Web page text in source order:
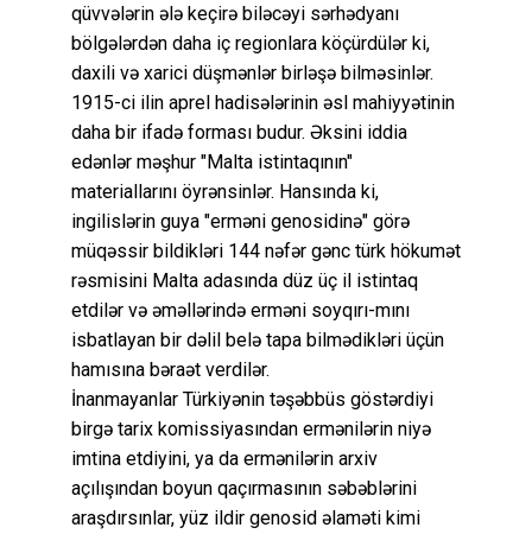
qüvvələrin ələ keçirə biləcəyi sərhədyanı
bölgələrdən daha iç regionlara köçürdülər ki,
daxili və xarici düşmənlər birləşə bilməsinlər.
1915-ci ilin aprel hadisələrinin əsl mahiyyətinin
daha bir ifadə forması budur. Əksini iddia
edənlər məşhur "Malta istintaqının"
materiallarını öyrənsinlər. Hansında ki,
ingilislərin guya "erməni genosidinə" görə
müqəssir bildikləri 144 nəfər gənc türk hökumət
rəsmisini Malta adasında düz üç il istintaq
etdilər və əməllərində erməni soyqırı-mını
isbatlayan bir dəlil belə tapa bilmədikləri üçün
hamısına bəraət verdilər.
İnanmayanlar Türkiyənin təşəbbüs göstərdiyi
birgə tarix komissiyasından ermənilərin niyə
imtina etdiyini, ya da ermənilərin arxiv
açılışından boyun qaçırmasının səbəblərini
araşdırsınlar, yüz ildir genosid əlaməti kimi